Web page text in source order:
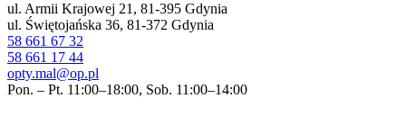
ul. Armii Krajowej 21, 81-395 Gdynia
ul. Świętojańska 36, 81-372 Gdynia
58 661 67 32
58 661 17 44
opty.mal@op.pl
Pon. – Pt. 11:00–18:00, Sob. 11:00–14:00